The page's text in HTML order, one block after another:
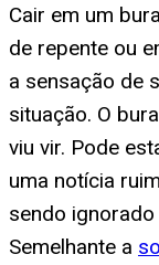
Cair em um
de repente ou
a sensação de
situação. O
viu vir. Pode
uma notícia
sendo
Semelhante a